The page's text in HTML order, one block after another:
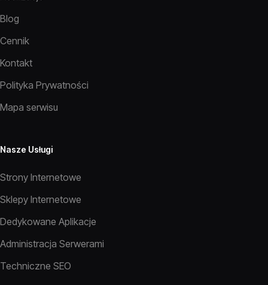
Blog
Cennik
Kontakt
Polityka Prywatności
Mapa serwisu
Nasze Usługi
Strony Internetowe
Sklepy Internetowe
Dedykowane Aplikacje
Administracja Serwerami
Techniczne SEO